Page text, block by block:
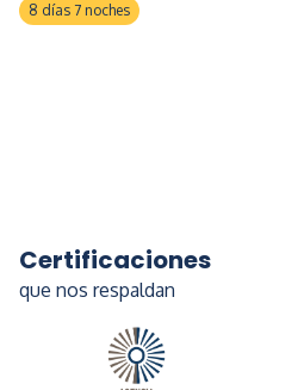
8 días 7 noches
Certificaciones
que nos respaldan